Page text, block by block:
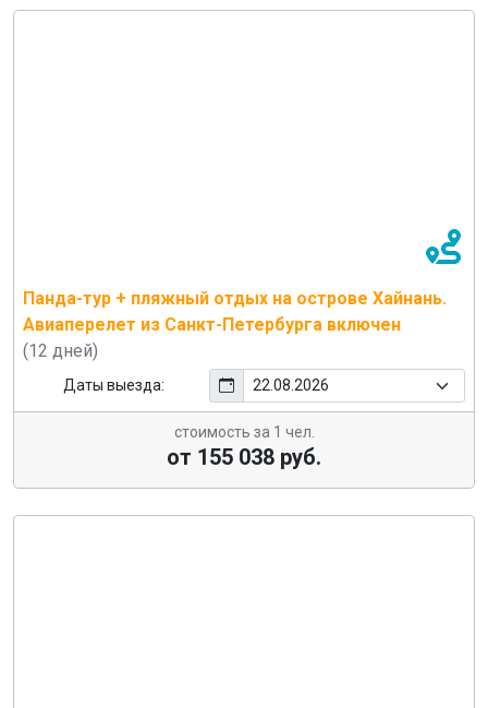
Панда-тур + пляжный отдых на острове Хайнань.
Авиаперелет из Санкт-Петербурга включен
(12 дней)
Даты выезда:
стоимость за 1 чел.
от 155 038 руб.